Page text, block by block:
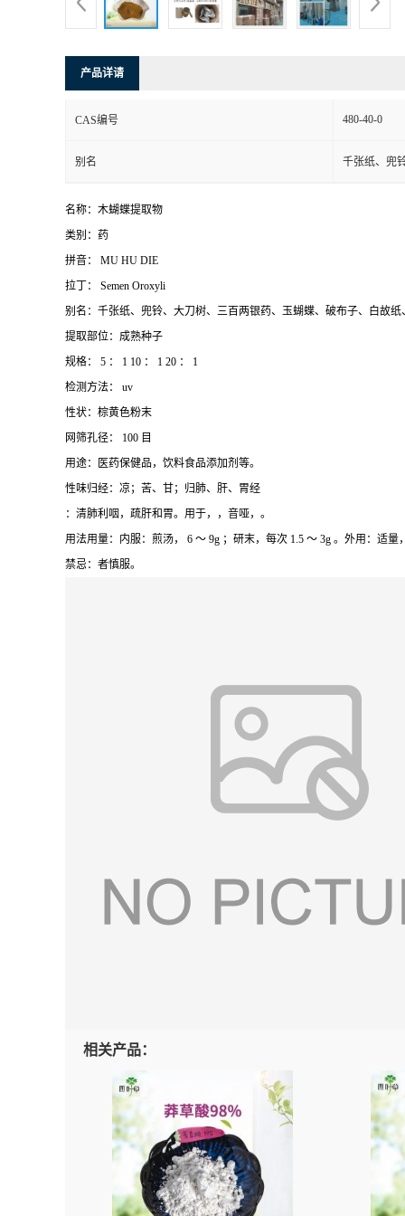
产品详请
CAS编号 480-40-0
别名 千张纸、兜
名称：木蝴蝶提取物
类别：药
拼音： MU HU DIE
拉丁： Semen Oroxyli
别名：千张纸、兜铃、大刀树、三百两银药、玉蝴蝶、破布子、白故
提取部位：成熟种子
规格： 5 ： 1 10 ： 1 20 ： 1
检测方法： uv
性状：棕黄色粉末
网筛孔径： 100 目
用途：医药保健品，饮料食品添加剂等。
性味归经：凉；苦、甘；归肺、肝、胃经
：清肺利咽，疏肝和胃。用于，，音哑，。
用法用量：内服：煎汤， 6 ～ 9g ；研末，每次 1.5 ～ 3g 。外用：适量
禁忌：者慎服。
相关产品：